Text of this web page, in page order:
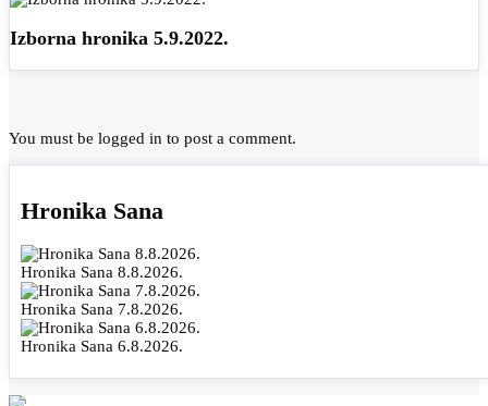
Izborna hronika 5.9.2022.
You must be logged in to post a comment.
Hronika Sana
Hronika Sana 8.8.2026.
Hronika Sana 7.8.2026.
Hronika Sana 6.8.2026.